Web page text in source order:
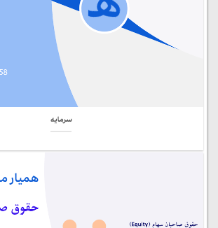
سرمایه